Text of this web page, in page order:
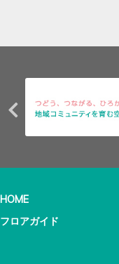
HOME
フロアガイド